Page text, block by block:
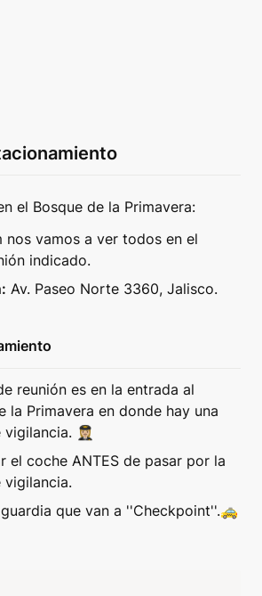
el Bosque de la Primavera:
nos vamos a ver todos en el
indicado.
Av. Paseo Norte 3360, Jalisco.
reunión es en la entrada al
la Primavera en donde hay una
👩🏼‍✈️
el coche ANTES de pasar por la
vigilancia.
que van a ''Checkpoint''.🚕